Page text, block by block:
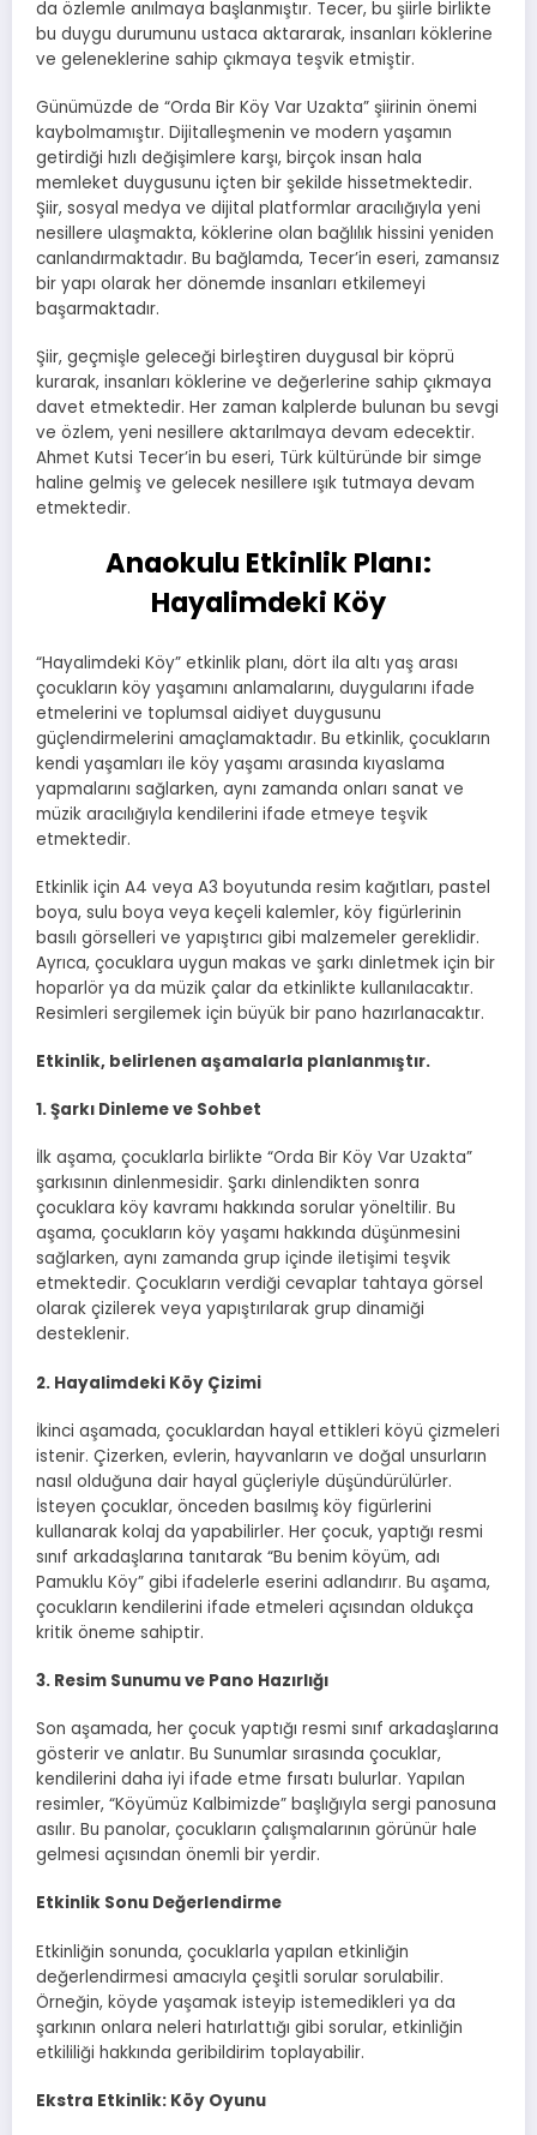
da özlemle anılmaya başlanmıştır. Tecer, bu şiirle birlikte
bu duygu durumunu ustaca aktararak, insanları köklerine
ve geleneklerine sahip çıkmaya teşvik etmiştir.
Günümüzde de “Orda Bir Köy Var Uzakta” şiirinin önemi
kaybolmamıştır. Dijitalleşmenin ve modern yaşamın
getirdiği hızlı değişimlere karşı, birçok insan hala
memleket duygusunu içten bir şekilde hissetmektedir.
Şiir, sosyal medya ve dijital platformlar aracılığıyla yeni
nesillere ulaşmakta, köklerine olan bağlılık hissini yeniden
canlandırmaktadır. Bu bağlamda, Tecer’in eseri, zamansız
bir yapı olarak her dönemde insanları etkilemeyi
başarmaktadır.
Şiir, geçmişle geleceği birleştiren duygusal bir köprü
kurarak, insanları köklerine ve değerlerine sahip çıkmaya
davet etmektedir. Her zaman kalplerde bulunan bu sevgi
ve özlem, yeni nesillere aktarılmaya devam edecektir.
Ahmet Kutsi Tecer’in bu eseri, Türk kültüründe bir simge
haline gelmiş ve gelecek nesillere ışık tutmaya devam
etmektedir.
Anaokulu Etkinlik Planı:
Hayalimdeki Köy
“Hayalimdeki Köy” etkinlik planı, dört ila altı yaş arası
çocukların köy yaşamını anlamalarını, duygularını ifade
etmelerini ve toplumsal aidiyet duygusunu
güçlendirmelerini amaçlamaktadır. Bu etkinlik, çocukların
kendi yaşamları ile köy yaşamı arasında kıyaslama
yapmalarını sağlarken, aynı zamanda onları sanat ve
müzik aracılığıyla kendilerini ifade etmeye teşvik
etmektedir.
Etkinlik için A4 veya A3 boyutunda resim kağıtları, pastel
boya, sulu boya veya keçeli kalemler, köy figürlerinin
basılı görselleri ve yapıştırıcı gibi malzemeler gereklidir.
Ayrıca, çocuklara uygun makas ve şarkı dinletmek için bir
hoparlör ya da müzik çalar da etkinlikte kullanılacaktır.
Resimleri sergilemek için büyük bir pano hazırlanacaktır.
Etkinlik, belirlenen aşamalarla planlanmıştır.
1. Şarkı Dinleme ve Sohbet
İlk aşama, çocuklarla birlikte “Orda Bir Köy Var Uzakta”
şarkısının dinlenmesidir. Şarkı dinlendikten sonra
çocuklara köy kavramı hakkında sorular yöneltilir. Bu
aşama, çocukların köy yaşamı hakkında düşünmesini
sağlarken, aynı zamanda grup içinde iletişimi teşvik
etmektedir. Çocukların verdiği cevaplar tahtaya görsel
olarak çizilerek veya yapıştırılarak grup dinamiği
desteklenir.
2. Hayalimdeki Köy Çizimi
İkinci aşamada, çocuklardan hayal ettikleri köyü çizmeleri
istenir. Çizerken, evlerin, hayvanların ve doğal unsurların
nasıl olduğuna dair hayal güçleriyle düşündürülürler.
İsteyen çocuklar, önceden basılmış köy figürlerini
kullanarak kolaj da yapabilirler. Her çocuk, yaptığı resmi
sınıf arkadaşlarına tanıtarak “Bu benim köyüm, adı
Pamuklu Köy” gibi ifadelerle eserini adlandırır. Bu aşama,
çocukların kendilerini ifade etmeleri açısından oldukça
kritik öneme sahiptir.
3. Resim Sunumu ve Pano Hazırlığı
Son aşamada, her çocuk yaptığı resmi sınıf arkadaşlarına
gösterir ve anlatır. Bu Sunumlar sırasında çocuklar,
kendilerini daha iyi ifade etme fırsatı bulurlar. Yapılan
resimler, “Köyümüz Kalbimizde” başlığıyla sergi panosuna
asılır. Bu panolar, çocukların çalışmalarının görünür hale
gelmesi açısından önemli bir yerdir.
Etkinlik Sonu Değerlendirme
Etkinliğin sonunda, çocuklarla yapılan etkinliğin
değerlendirmesi amacıyla çeşitli sorular sorulabilir.
Örneğin, köyde yaşamak isteyip istemedikleri ya da
şarkının onlara neleri hatırlattığı gibi sorular, etkinliğin
etkililiği hakkında geribildirim toplayabilir.
Ekstra Etkinlik: Köy Oyunu